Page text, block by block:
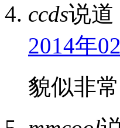
ccds说道
2014年
貌似非